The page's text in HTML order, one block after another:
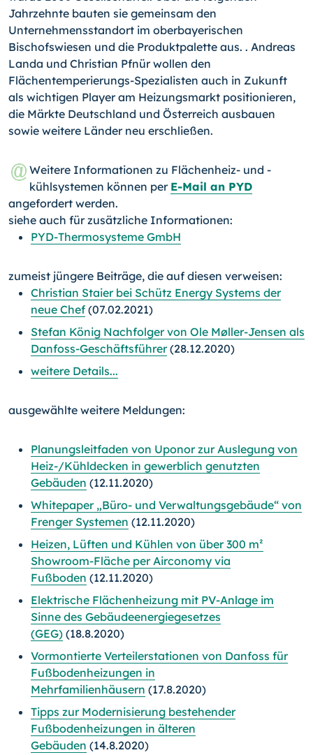
Jahrzehnte bauten sie gemeinsam den
Unternehmensstandort im oberbayerischen
Bischofswiesen und die Produktpalette aus. . Andreas
Landa und Christian Pfnür wollen den
Flächentemperierungs-Spezia­lis­ten auch in Zukunft
als wichtigen Player am Heizungsmarkt positionieren,
die Märkte Deutschland und Österreich ausbauen
sowie weitere Länder neu erschließen.
Weitere Informationen zu Flächenheiz- und -
kühlsystemen können per E-Mail an PYD
angefordert werden.
siehe auch für zusätzliche Informationen:
PYD-Thermosysteme GmbH
zumeist jüngere Beiträge, die auf diesen verweisen:
Christian Staier bei Schütz Energy Systems der
neue Chef (07.02.2021)
Stefan König Nachfolger von Ole Møller-Jensen als
Danfoss-Geschäftsführer(28.12.2020)
weitere Details...
ausgewählte weitere Meldungen:
Planungsleitfaden von Uponor zur Auslegung von
Heiz-/Kühl­decken in gewerblich genutzten
Gebäuden (12.11.2020)
Whitepaper „Büro- und Verwaltungsgebäude“ von
Frenger Systemen (12.11.2020)
Heizen, Lüften und Kühlen von über 300 m²
Showroom-Fläche per Airconomy via
Fußboden (12.11.2020)
Elektrische Flächenheizung mit PV-Anlage im
Sinne des Gebäudeenergiegesetzes
(GEG) (18.8.2020)
Vormontierte Verteilerstationen von Danfoss für
Fußbodenheizungen in
Mehrfamilienhäusern (17.8.2020)
Tipps zur Modernisierung bestehender
Fußbodenheizungen in älteren
Gebäuden (14.8.2020)